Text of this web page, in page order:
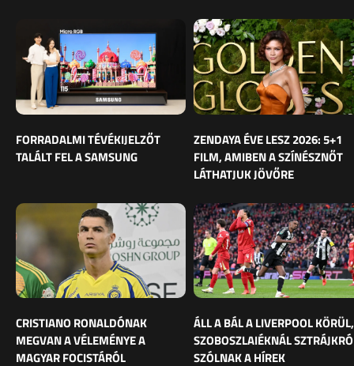
FORRADALMI TÉVÉKIJELZŐT
TALÁLT FEL A SAMSUNG
ZENDAYA ÉVE LESZ 2026: 5+1
FILM, AMIBEN A SZÍNÉSZNŐT
LÁTHATJUK JÖVŐRE
CRISTIANO RONALDÓNAK
MEGVAN A VÉLEMÉNYE A
MAGYAR FOCISTÁRÓL
ÁLL A BÁL A LIVERPOOL KÖRÜL,
SZOBOSZLAIÉKNÁL
SZÓLNAK A HÍREK